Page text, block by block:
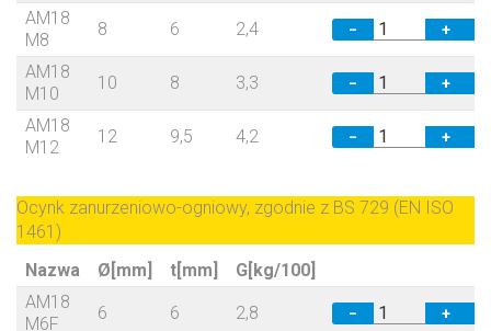
AM18
M8
8 6 2,4 − +
AM18
M10
10 8 3,3 − +
AM18
M12
12 9,5 4,2 − +
Ocynk zanurzeniowo-ogniowy, zgodnie z BS 729 (EN ISO
1461)
Nazwa
Ø[mm] t[mm]
G[kg/100]
AM18
M6F
6 6 2,8 − +